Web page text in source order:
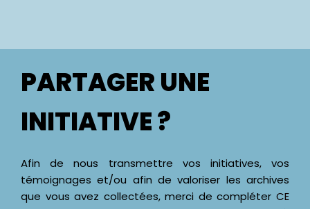
PARTAGER UNE
INITIATIVE ?
Afin de nous transmettre vos initiatives, vos
témoignages et/ou afin de valoriser les archives
que vous avez collectées, merci de compléter CE